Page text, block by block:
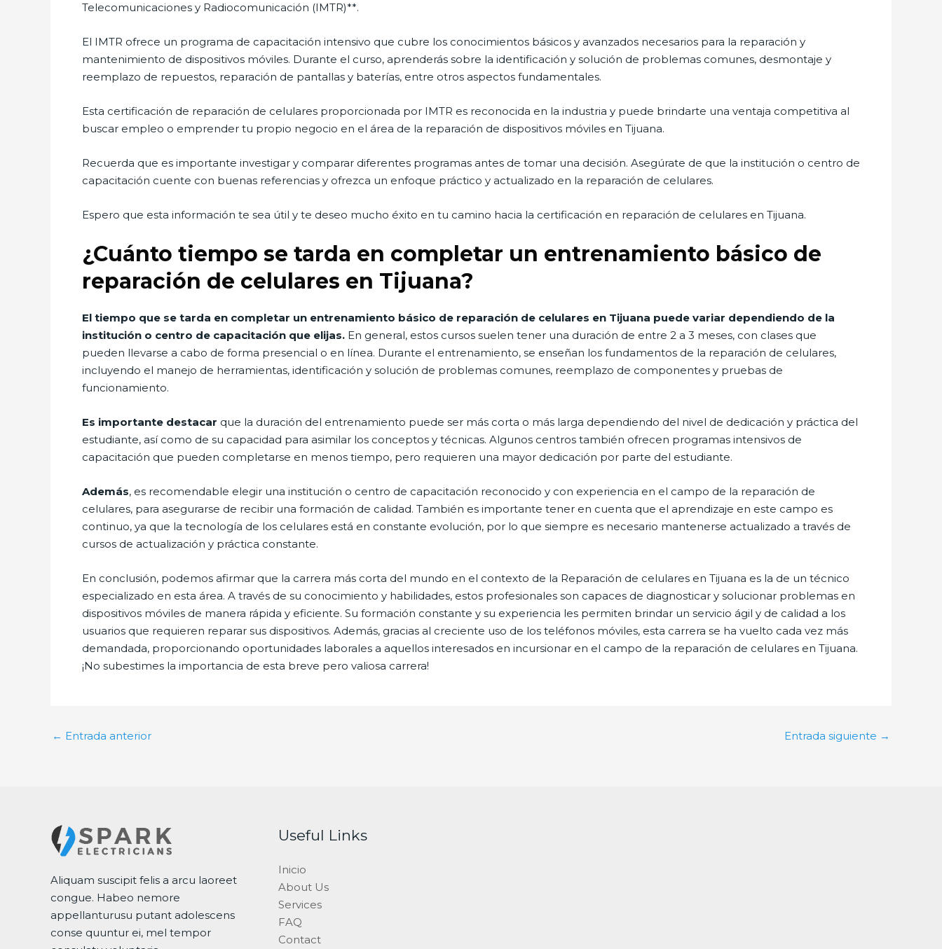
Telecomunicaciones y Radiocomunicación (IMTR)**.
El IMTR ofrece un programa de capacitación intensivo que cubre los conocimientos básicos y avanzados necesarios para la reparación y
mantenimiento de dispositivos móviles. Durante el curso, aprenderás sobre la identificación y solución de problemas comunes, desmontaje y
reemplazo de repuestos, reparación de pantallas y baterías, entre otros aspectos fundamentales.
Esta certificación de reparación de celulares proporcionada por IMTR es reconocida en la industria y puede brindarte una ventaja competitiva al
buscar empleo o emprender tu propio negocio en el área de la reparación de dispositivos móviles en Tijuana.
Recuerda que es importante investigar y comparar diferentes programas antes de tomar una decisión. Asegúrate de que la institución o centro de
capacitación cuente con buenas referencias y ofrezca un enfoque práctico y actualizado en la reparación de celulares.
Espero que esta información te sea útil y te deseo mucho éxito en tu camino hacia la certificación en reparación de celulares en Tijuana.
¿Cuánto tiempo se tarda en completar un entrenamiento básico de
reparación de celulares en Tijuana?
El tiempo que se tarda en completar un entrenamiento básico de reparación de celulares en Tijuana puede variar dependiendo de la
institución o centro de capacitación que elijas. En general, estos cursos suelen tener una duración de entre 2 a 3 meses, con clases que
pueden llevarse a cabo de forma presencial o en línea. Durante el entrenamiento, se enseñan los fundamentos de la reparación de celulares,
incluyendo el manejo de herramientas, identificación y solución de problemas comunes, reemplazo de componentes y pruebas de
funcionamiento.
Es importante destacar que la duración del entrenamiento puede ser más corta o más larga dependiendo del nivel de dedicación y práctica del
estudiante, así como de su capacidad para asimilar los conceptos y técnicas. Algunos centros también ofrecen programas intensivos de
capacitación que pueden completarse en menos tiempo, pero requieren una mayor dedicación por parte del estudiante.
Además, es recomendable elegir una institución o centro de capacitación reconocido y con experiencia en el campo de la reparación de
celulares, para asegurarse de recibir una formación de calidad. También es importante tener en cuenta que el aprendizaje en este campo es
continuo, ya que la tecnología de los celulares está en constante evolución, por lo que siempre es necesario mantenerse actualizado a través de
cursos de actualización y práctica constante.
En conclusión, podemos afirmar que la carrera más corta del mundo en el contexto de la Reparación de celulares en Tijuana es la de un técnico
especializado en esta área. A través de su conocimiento y habilidades, estos profesionales son capaces de diagnosticar y solucionar problemas en
dispositivos móviles de manera rápida y eficiente. Su formación constante y su experiencia les permiten brindar un servicio ágil y de calidad a los
usuarios que requieren reparar sus dispositivos. Además, gracias al creciente uso de los teléfonos móviles, esta carrera se ha vuelto cada vez más
demandada, proporcionando oportunidades laborales a aquellos interesados en incursionar en el campo de la reparación de celulares en Tijuana.
¡No subestimes la importancia de esta breve pero valiosa carrera!
← Entrada anterior Entrada siguiente →
Aliquam suscipit felis a arcu laoreet
congue. Habeo nemore
appellanturusu putant adolescens
conse quuntur ei, mel tempor
Useful Links
Inicio
About Us
Services
FAQ
Contact